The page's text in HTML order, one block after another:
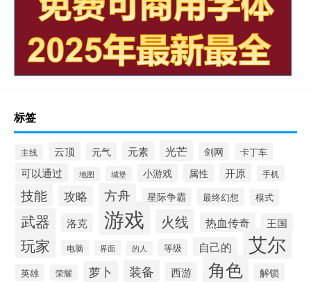
标签
主线 云顶 元气 元素 光芒 剑网 卡丁车
可以通过 地图 城堡 小游戏 属性 开原 手机
技能 攻略 方舟 星际争霸 最终幻想 模式
武器 洛克 游戏 火线 热血传奇 王国
玩家 电脑 界面 的人 等级 自己的 艾尔
英雄 荣耀 萝卜 装备 西游 角色 解锁